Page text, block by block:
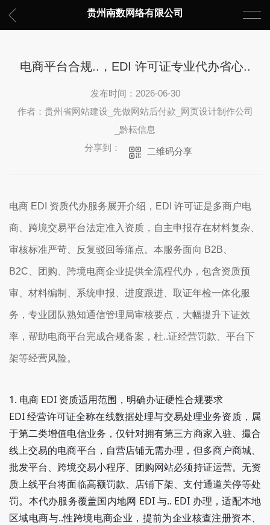
贵州南数网络有限公司
电商平台合规..，EDI 许可证专业代办省心..
发布时间：2026-06-30
作者：贵州省网站建设_先做网站后付款_网页设计制作公司
_黔耘信息
分享到：
二维码分享
电商 EDI 资质代办服务展开介绍，EDI 许可证是多商户电
商、跨境交易平台法定准入资质，自主申报存在材料复杂、
审核标准严苛、反复驳回等痛点。本服务面向 B2B、
B2C、团购、跨境电商企业提供全流程代办，包含资质预
审、材料编制、系统申报、进度跟进、取证年检一体化服
务，专业团队熟知通信管理局审核要点，大幅提升下证效
率，帮助电商平台完成合规备案，杜..证经营罚款、平台下
架等经营风险。
1. 电商 EDI 资质适用范围，明确办证硬性合规要求
EDI 经营许可证全称在线数据处理与交易处理业务资质，属
于第二类增值电信业务， 仅针对拥有第三方商家入驻、撮合
线上交易的电商平台 ，自营店铺无需办理，但多商户商城、
批发平台、跨境交易小程序、团购网站必须持证运营。无资
质上线平台将面临高额罚款、店铺下架、支付通道关停等处
罚。本代办服务覆盖国内地网 EDI 与.. EDI 办理，适配本地
区域电商与..性跨境电商企业，提前为企业核查注册资本、